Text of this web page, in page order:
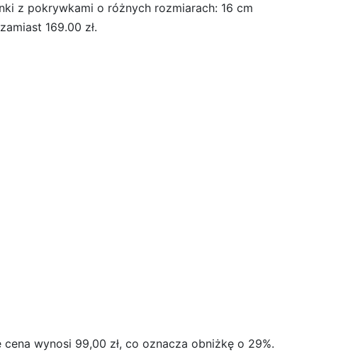
z pokrywkami o różnych rozmiarach: 16 cm
169.00 zł.
wynosi 99,00 zł, co oznacza obniżkę o 29%.